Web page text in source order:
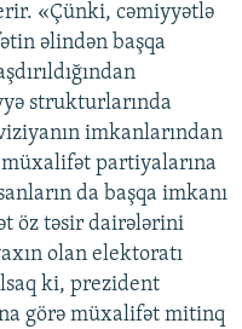
«Çünki, cəmiyyətlə
əlindən başqa
strukturlarında
imkanlarından
partiyalarına
da başqa imkanı
öz təsir dairələrini
olan elektoratı
ki, prezident
görə müxalifət mitinq